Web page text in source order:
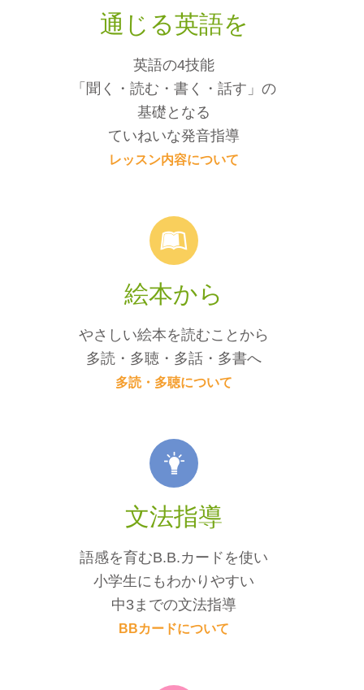
通じる英語を
英語の4技能
「聞く・読む・書く・話す」の
基礎となる
ていねいな発音指導
レッスン内容について
絵本から
やさしい絵本を読むことから
多読・多聴・多話・多書へ
多読・多聴について
文法指導
語感を育むB.B.カードを使い
小学生にもわかりやすい
中3までの文法指導
BBカードについて